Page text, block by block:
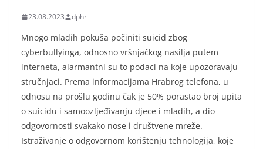
23.08.2023 dphr
Mnogo mladih pokuša počiniti suicid zbog
cyberbullyinga, odnosno vršnjačkog nasilja putem
interneta, alarmantni su to podaci na koje upozoravaju
stručnjaci. Prema informacijama Hrabrog telefona, u
odnosu na prošlu godinu čak je 50% porastao broj upita
o suicidu i samoozljeđivanju djece i mladih, a dio
odgovornosti svakako nose i društvene mreže.
Istraživanje o odgovornom korištenju tehnologija, koje